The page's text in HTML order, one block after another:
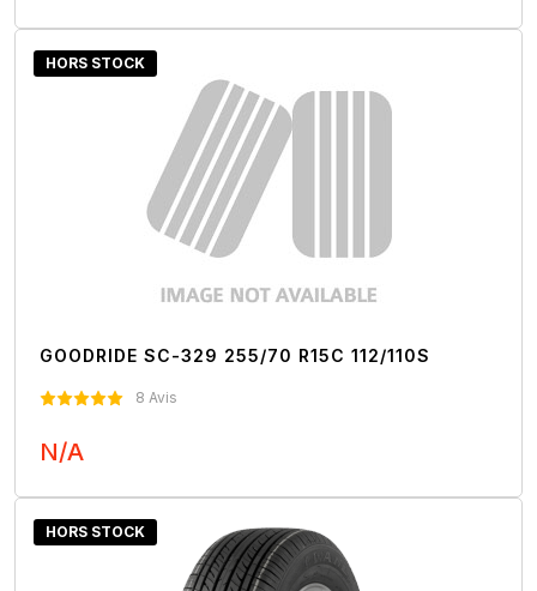
HORS STOCK
GOODRIDE SC-329 255/70 R15C 112/110S
8 Avis
N/A
HORS STOCK